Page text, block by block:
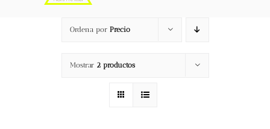
Inicio
About
Tienda
Ordena por Precio
Mostrar 2 productos